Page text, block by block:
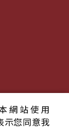
權所有
網站使用
示您同意我